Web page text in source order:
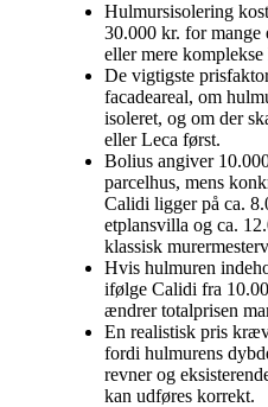
Hulmursisolering
30.000 kr. for mange
eller mere
De vigtigste
facadeareal, om
isoleret, og om der
eller Leca først.
Bolius angiver
parcelhus, mens
Calidi ligger på ca.
etplansvilla og ca.
klassisk
Hvis hulmuren
ifølge Calidi fra
ændrer totalprisen
En realistisk pris
fordi hulmurens
revner og
kan udføres korrekt.